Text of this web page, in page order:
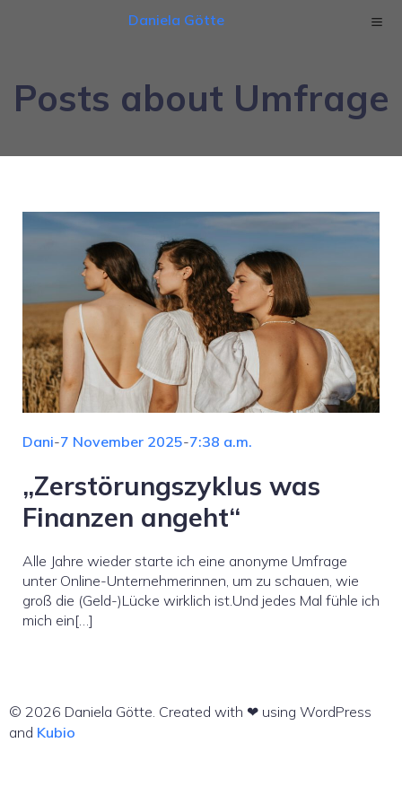
Daniela Götte
Posts about Umfrage
Dani-7 November 2025-7:38 a.m.
„Zerstörungszyklus was
Finanzen angeht“
Alle Jahre wieder starte ich eine anonyme Umfrage
unter Online-Unternehmerinnen, um zu schauen, wie
groß die (Geld-)Lücke wirklich ist.Und jedes Mal fühle ich
mich ein[…]
© 2026 Daniela Götte. Created with ❤ using WordPress
and Kubio